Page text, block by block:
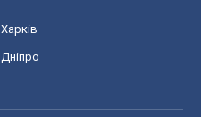
Харків
Дніпро